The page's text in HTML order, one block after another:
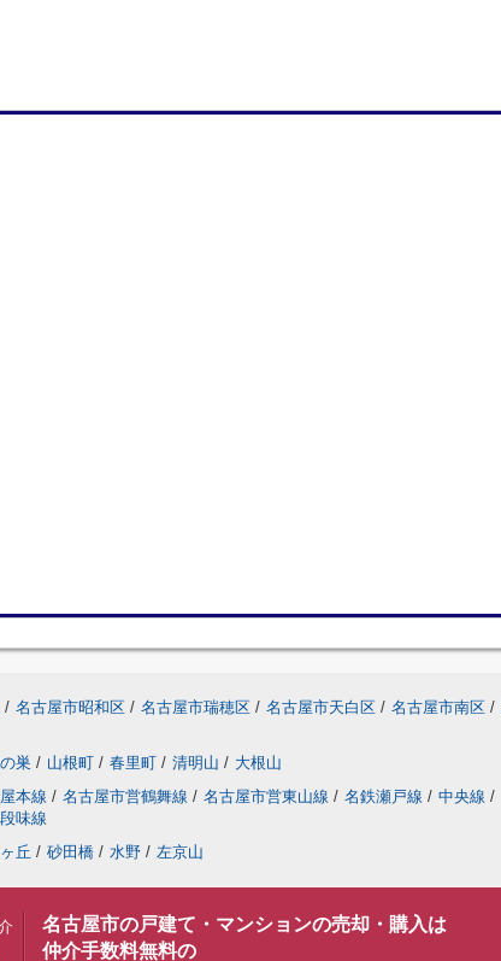
/ 名古屋市昭和区 / 名古屋市瑞穂区 / 名古屋市天白区 / 名古屋市南区 /
巣 / 山根町 / 春里町 / 清明山 / 大根山
本線 / 名古屋市営鶴舞線 / 名古屋市営東山線 / 名鉄瀬戸線 / 中央線 /
味線
丘 / 砂田橋 / 水野 / 左京山
名古屋市の戸建て・マンションの売却・購入は
仲介手数料無料の